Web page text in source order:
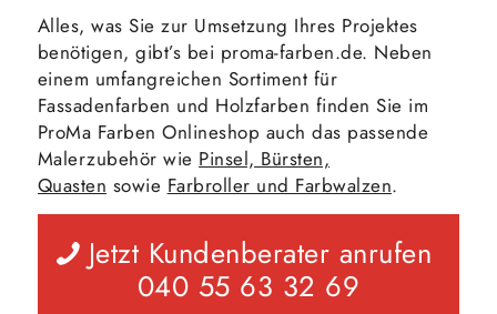
Alles, was Sie zur Umsetzung Ihres Projektes
benötigen, gibt’s bei proma-farben.de. Neben
einem umfangreichen Sortiment für
Fassadenfarben und Holzfarben finden Sie im
ProMa Farben Onlineshop auch das passende
Malerzubehör wie Pinsel, Bürsten,
Quasten sowie Farbroller und Farbwalzen.
Jetzt Kundenberater anrufen
040 55 63 32 69